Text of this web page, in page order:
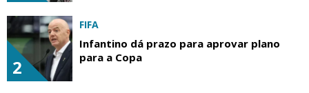
2
FIFA
Infantino dá prazo para aprovar plano
para a Copa